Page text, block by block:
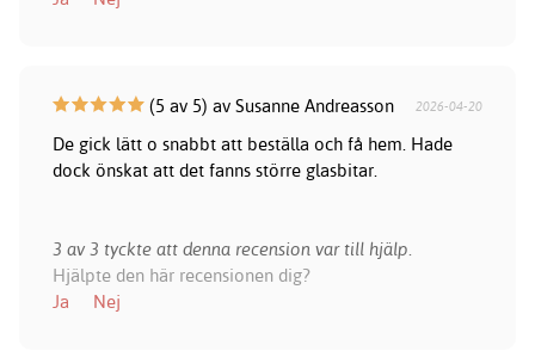
(5 av 5) av Susanne Andreasson 2026-04-20
De gick lätt o snabbt att beställa och få hem. Hade
dock önskat att det fanns större glasbitar.
3 av 3 tyckte att denna recension var till hjälp.
Hjälpte den här recensionen dig?
Ja
Nej